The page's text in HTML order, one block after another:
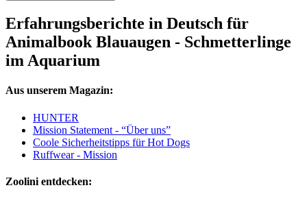
Erfahrungsberichte in Deutsch für
Animalbook Blauaugen - Schmetterlinge
im Aquarium
Aus unserem Magazin:
HUNTER
Mission Statement - “Über uns”
Coole Sicherheitstipps für Hot Dogs
Ruffwear - Mission
Zoolini entdecken: